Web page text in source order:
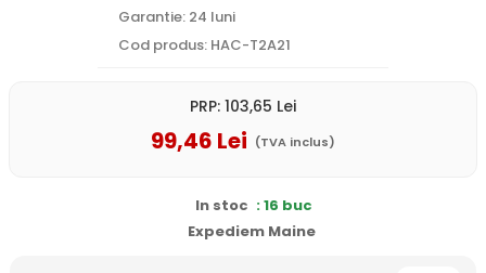
Garantie: 24 luni
Cod produs: HAC-T2A21
PRP: 103,65 Lei
99,46 Lei (TVA inclus)
In stoc : 16 buc
Expediem Maine